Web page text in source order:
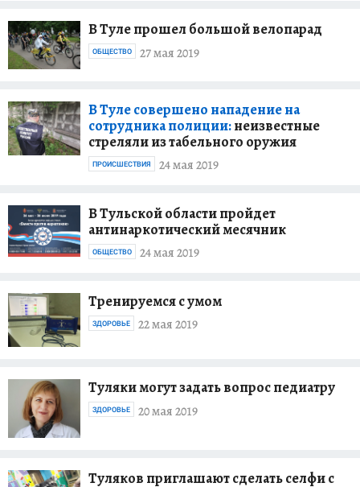
В Туле прошел большой велопарад
27 мая 2019
ОБЩЕСТВО
В Туле совершено нападение на
сотрудника полиции:неизвестные
стреляли из табельного оружия
24 мая 2019
ПРОИСШЕСТВИЯ
В Тульской области пройдет
антинаркотический месячник
24 мая 2019
ОБЩЕСТВО
Тренируемся с умом
22 мая 2019
ЗДОРОВЬЕ
Туляки могут задать вопрос педиатру
20 мая 2019
ЗДОРОВЬЕ
Туляков приглашают сделать селфи с